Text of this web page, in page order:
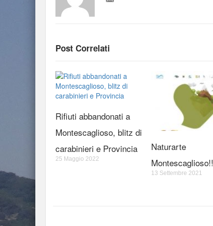
Post Correlati
Rifiuti abbandonati a
Montescaglioso, blitz di
carabinieri e Provincia
25 Maggio 2022
Naturarte
Montescaglioso!!
13 Settembre 2021